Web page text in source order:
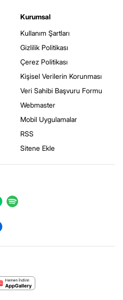
Kurumsal
Kullanım Şartları
Gizlilik Politikası
Çerez Politikası
Kişisel Verilerin Korunması
Veri Sahibi Başvuru Formu
Webmaster
Mobil Uygulamalar
RSS
Sitene Ekle